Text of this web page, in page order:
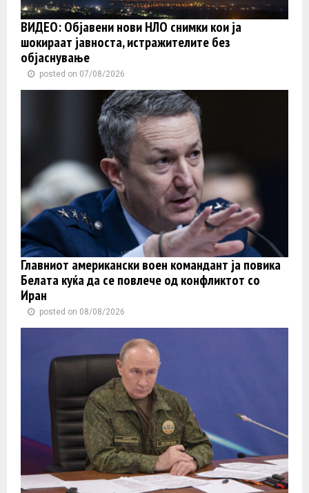
ВИДЕО: Објавени нови НЛО снимки кои ја
шокираат јавноста, истражителите без
објаснување
posted on 07/08/2026
Главниот американски воен командант ја повика
Белата куќа да се повлече од конфликтот со
Иран
posted on 08/08/2026